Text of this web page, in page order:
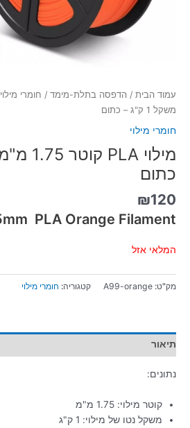
עמוד הבית / הדפסה בתלת-מימד / חומרי מילוי
משקל 1 ק"ג – כתום
חומרי מילוי
כתום
₪120
PLA Orange Filament
המלאי אזל
מק"ט: A99-orange קטגוריה: חומרי מילוי
תיאור
נתונים:
קוטר מילוי: 1.75 מ"מ
משקל נטו של מילוי: 1 ק"ג